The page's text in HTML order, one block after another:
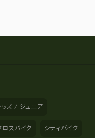
ッズ / ジュニア
ロスバイク シティバイク